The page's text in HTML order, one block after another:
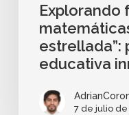
Explorando
estrellada”:
educativa
7 de julio de